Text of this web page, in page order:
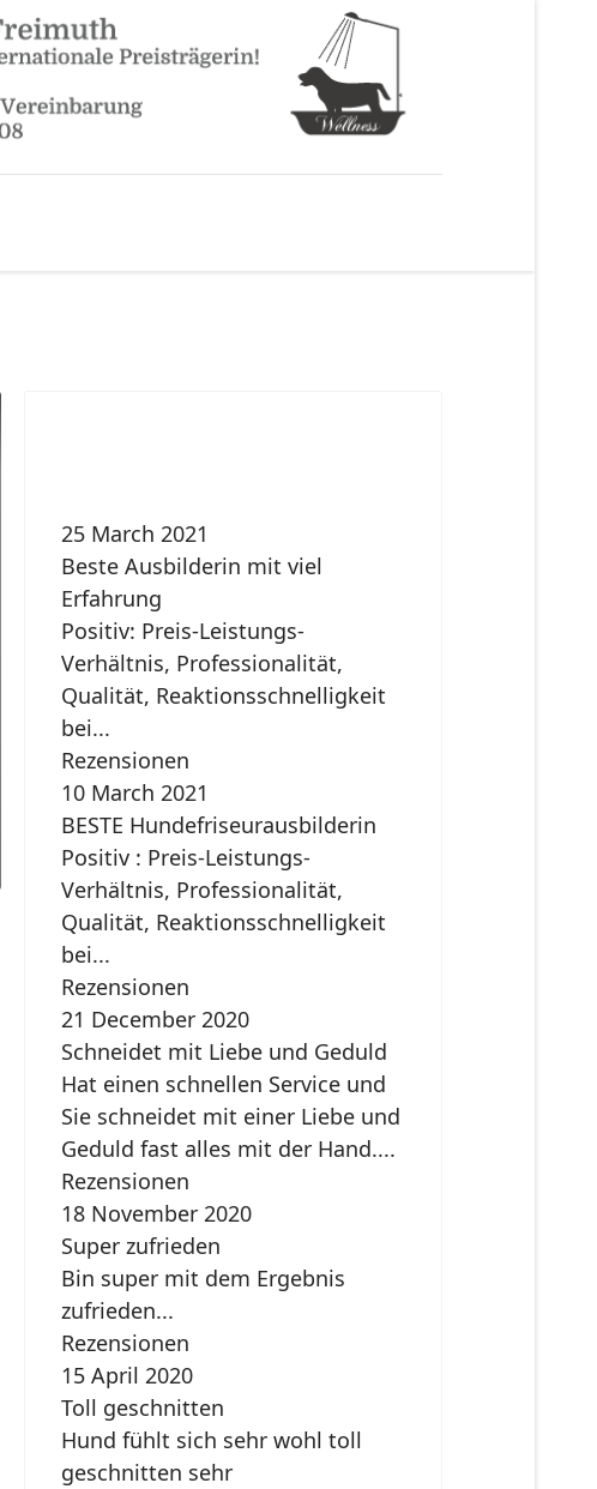
25 March 2021
Beste Ausbilderin mit viel
Erfahrung
Positiv: Preis-Leistungs-
Verhältnis, Professionalität,
Qualität, Reaktionsschnelligkeit
bei...
Rezensionen
10 March 2021
BESTE Hundefriseurausbilderin
Positiv : Preis-Leistungs-
Verhältnis, Professionalität,
Qualität, Reaktionsschnelligkeit
bei...
Rezensionen
21 December 2020
Schneidet mit Liebe und Geduld
Hat einen schnellen Service und
Sie schneidet mit einer Liebe und
Geduld fast alles mit der Hand....
Rezensionen
18 November 2020
Super zufrieden
Bin super mit dem Ergebnis
zufrieden...
Rezensionen
15 April 2020
Toll geschnitten
Hund fühlt sich sehr wohl toll
geschnitten sehr